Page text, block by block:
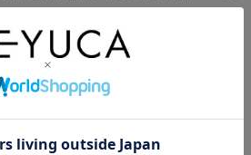
用の場合も、安心してご注文くだ